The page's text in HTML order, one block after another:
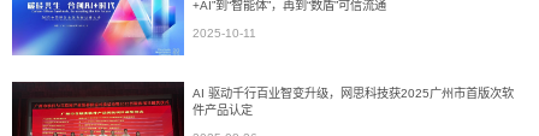
+AI”到“智能体”，再到“数盾”可信流通
2025-10-11
AI 驱动千行百业智变升级，网思科技获2025广州市首版次软
件产品认定